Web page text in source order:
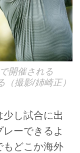
開催される
撮影/姉崎正）
少し試合に出
ーできるよ
もどこか海外